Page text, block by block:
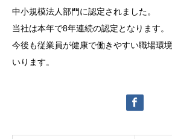
中小規模法人部門に認定されました。
当社は本年で8年連続の認定となります。
今後も従業員が健康で働きやすい職場環
いります。